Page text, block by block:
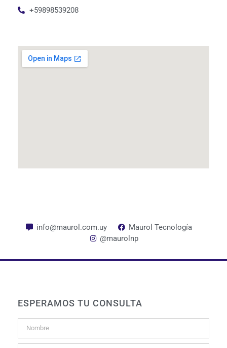
+59898539208
info@maurol.com.uy
Maurol Tecnología
@maurolnp
ESPERAMOS TU CONSULTA